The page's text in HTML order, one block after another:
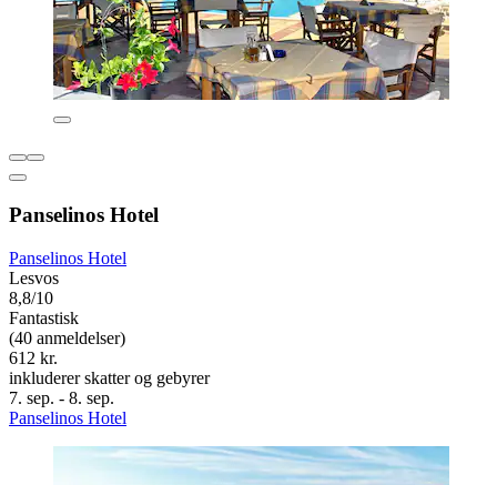
Panselinos Hotel
Panselinos Hotel
Lesvos
8,8/10
Fantastisk
(40 anmeldelser)
612 kr.
inkluderer skatter og gebyrer
7. sep. - 8. sep.
Panselinos Hotel